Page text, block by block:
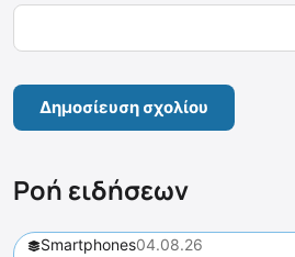
Ροή ειδήσεων
Smartphones04.08.26